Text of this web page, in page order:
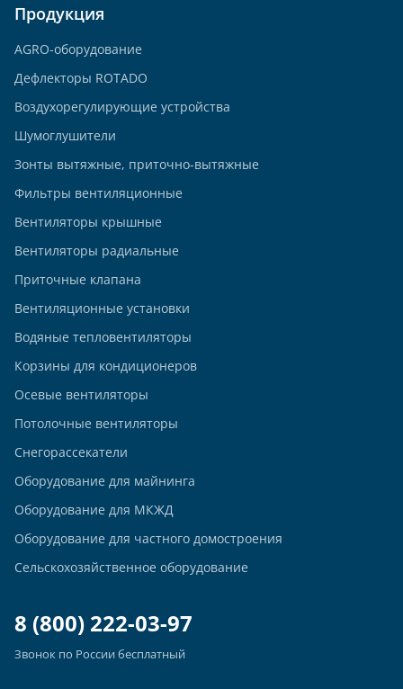
Продукция
AGRO-оборудование
Дефлекторы ROTADO
Воздухорегулирующие устройства
Шумоглушители
Зонты вытяжные, приточно-вытяжные
Фильтры вентиляционные
Вентиляторы крышные
Вентиляторы радиальные
Приточные клапана
Вентиляционные установки
Водяные тепловентиляторы
Корзины для кондиционеров
Осевые вентиляторы
Потолочные вентиляторы
Снегорассекатели
Оборудование для майнинга
Оборудование для МКЖД
Оборудование для частного домостроения
Сельскохозяйственное оборудование
8 (800) 222-03-97
Звонок по России бесплатный